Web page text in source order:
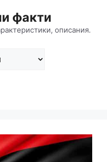
факти
описания.